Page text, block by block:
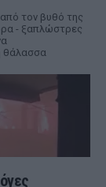
από τον βυθό της
- ξαπλώστρες
θάλασσα